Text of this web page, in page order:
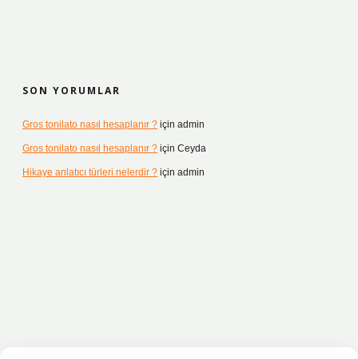
SON YORUMLAR
Gros tonilato nasıl hesaplanır ? için admin
Gros tonilato nasıl hesaplanır ? için Ceyda
Hikaye anlatıcı türleri nelerdir ? için admin